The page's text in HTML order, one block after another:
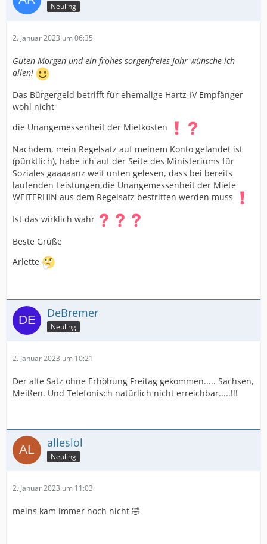
Neuling
2. Januar 2023 um 06:35
Guten Morgen und ein frohes sorgenfreies Jahr wünsche ich
allen!
Das Bürgergeld betrifft für ehemalige Hartz-IV Empfänger
wohl nicht
die Unangemessenheit der Mietkosten
Nachdem, mein Regelsatz auf meinem Konto gelandet ist
(pünktlich), habe ich auf der Seite des Ministeriums für
Soziales gaaaaanz weit unten gelesen, dass bei bereits
laufenden Leistungen,die Unangemessenheit der Miete
WEITERHIN aus dem Regelsatz bestritten werden muss
Ist das wirklich wahr
Beste Grüße
Arlette
DeBremer
Neuling
2. Januar 2023 um 10:21
Der alte Satz ohne Erhöhung Freitag gekommen..... Sachsen,
Meißen. Und Telefonisch natürlich nicht erreichbar.....!!!
alleslol
Neuling
2. Januar 2023 um 11:03
meins kam immer noch nicht 🤣